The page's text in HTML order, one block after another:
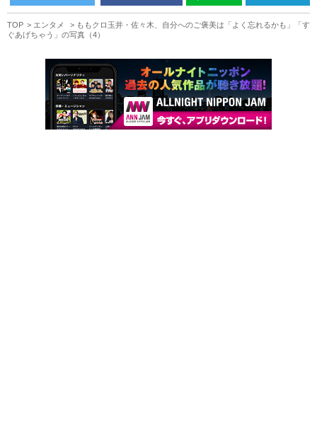
TOP エンタメ
ももクロ玉井・佐々木、自分へのご褒美は「よく忘れるかも」「す
ぐあげちゃう」の写真（4）